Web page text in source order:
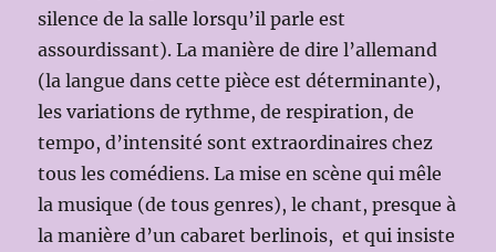
silence de la salle lorsqu’il parle est
assourdissant). La manière de dire l’allemand
(la langue dans cette pièce est déterminante),
les variations de rythme, de respiration, de
tempo, d’intensité sont extraordinaires chez
tous les comédiens. La mise en scène qui mêle
la musique (de tous genres), le chant, presque à
la manière d’un cabaret berlinois, et qui insiste